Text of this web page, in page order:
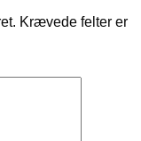
Krævede felter er